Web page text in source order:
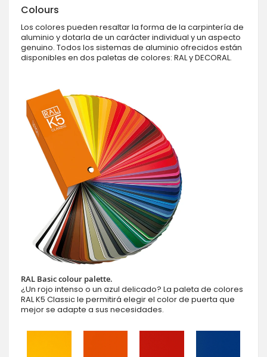
Colours
Los colores pueden resaltar la forma de la carpintería de
aluminio y dotarla de un carácter individual y un aspecto
genuino. Todos los sistemas de aluminio ofrecidos están
disponibles en dos paletas de colores: RAL y DECORAL.
RAL Basic colour palette.
¿Un rojo intenso o un azul delicado? La paleta de colores
RAL K5 Classic le permitirá elegir el color de puerta que
mejor se adapte a sus necesidades.